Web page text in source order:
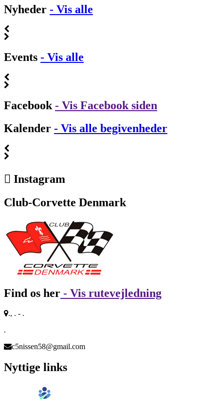
Nyheder - Vis alle
Events - Vis alle
Facebook - Vis Facebook siden
Kalender - Vis alle begivenheder
Instagram
Club-Corvette Denmark
Find os her - Vis rutevejledning
., . - .
.
c5nissen58@gmail.com
Nyttige links